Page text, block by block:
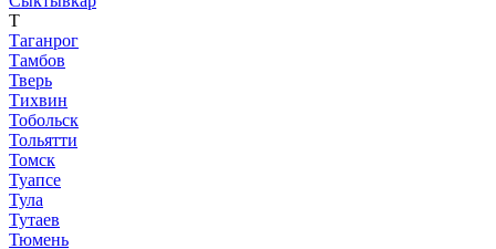
Т
Таганрог
Тамбов
Тверь
Тихвин
Тобольск
Тольятти
Томск
Туапсе
Тула
Тутаев
Тюмень